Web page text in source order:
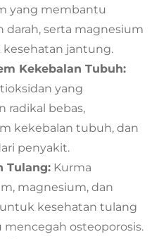
yang membantu
serta magnesium
jantung.
Kekebalan Tubuh:
yang
radikal bebas,
kekebalan tubuh, dan
penyakit.
Tulang: Kurma
magnesium, dan
kesehatan tulang
osteoporosis.